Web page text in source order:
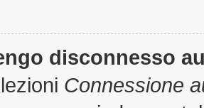
disconnesso
Connessione